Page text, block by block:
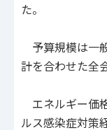
た。
予算規模は一
計を合わせた全
エネルギー価
ルス感染症対策